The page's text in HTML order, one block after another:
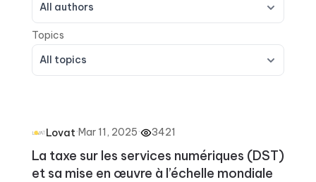
All authors
All topics
Lovat·Mar 11, 2025· 3421
La taxe sur les services numériques (DST)
et sa mise en œuvre à l’échelle mondiale